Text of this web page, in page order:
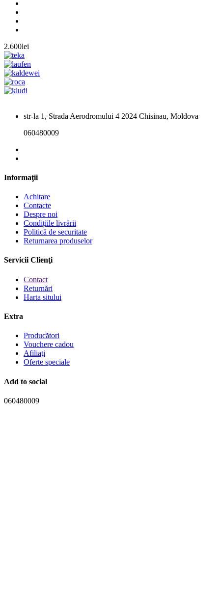
2.600lei
str-la 1, Strada Aerodromului 4 2024 Chisinau, Moldova
060480009
Informaţii
Achitare
Contacte
Despre noi
Condițiile livrării
Politică de securitate
Returnarea produselor
Servicii Clienţi
Contact
Returnări
Harta sitului
Extra
Producători
Vouchere cadou
Afiliaţi
Oferte speciale
Add to social
060480009